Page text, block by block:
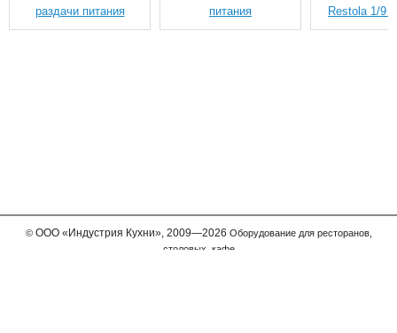
раздачи питания
питания
Restola 1/9
© ООО «Индустрия Кухни»,2009—2026 Оборудование для ресторанов,
столовых, кафе